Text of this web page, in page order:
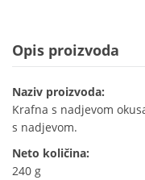
Opis proizvoda
Naziv proizvoda:
Krafna s nadjevom
s nadjevom.
Neto količina:
240 g